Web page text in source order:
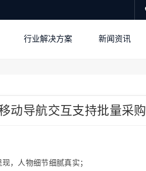
行业解决方案 新闻资讯
动导航交互支持批量采购
，人物细节细腻真实；